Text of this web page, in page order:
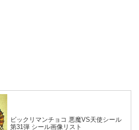
ビックリマンチョコ 悪魔VS天使シール
第31弾 シール画像リスト